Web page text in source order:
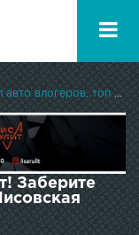
TOPAUTOTUBE.RU - ТОП Авто Блогеров, топ авто влогеров, топ авто ютуберов
Заберите